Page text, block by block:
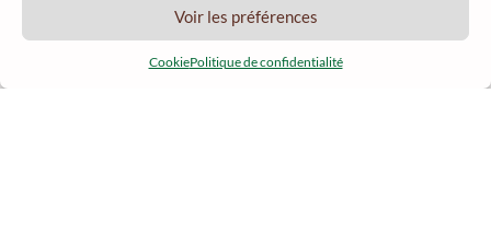
Voir les préférences
CookiePolitique de confidentialitéFrançais